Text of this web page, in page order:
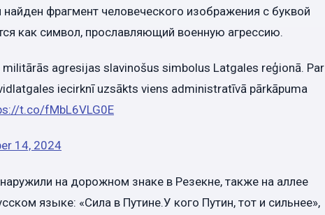
фрагмент человеческого изображения с буквой
как символ, прославляющий военную агрессию.
agresijas slavinošus simbolus Latgales reģionā. Par
iecirknī uzsākts viens administratīvā pārkāpuma
t.co/fMbL6VLG0E
14, 2024
на дорожном знаке в Резекне, также на аллее
языке: «Сила в Путине.У кого Путин, тот и сильнее»,